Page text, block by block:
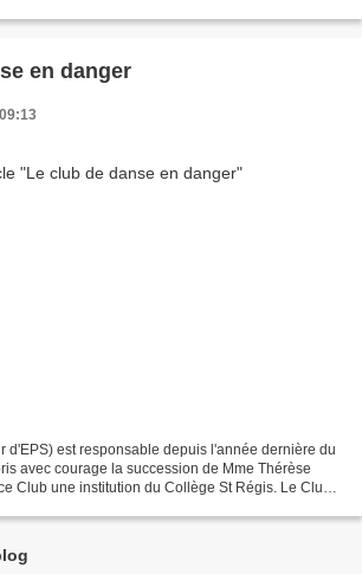
en danger
d'EPS) est responsable depuis l'année dernière du
avec courage la succession de Mme Thérèse
Club une institution du Collège St Régis. Le Club